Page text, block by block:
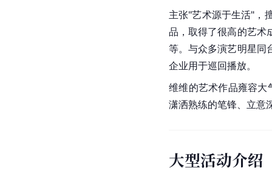
主张"艺术源于生活"，
品，取得了很高的艺术
等。与众多演艺明星同
企业用于巡回播放。
维维的艺术作品雍容大
潇洒熟练的笔锋、立意
大型活动介绍